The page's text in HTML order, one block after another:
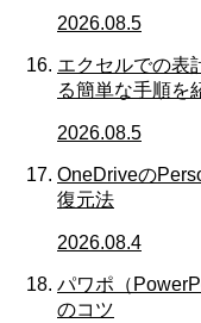
2026.08.5
エクセルでの表
る簡単な手順を
2026.08.5
OneDriveの
復元法
2026.08.4
パワポ（
のコツ